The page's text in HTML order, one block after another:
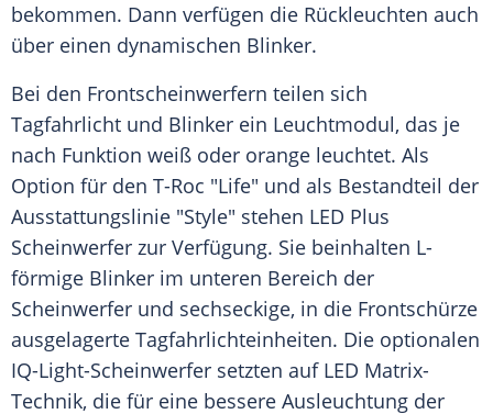
bekommen. Dann verfügen die Rückleuchten auch
über einen dynamischen Blinker.
Bei den Frontscheinwerfern teilen sich
Tagfahrlicht und Blinker ein Leuchtmodul, das je
nach Funktion weiß oder orange leuchtet. Als
Option für den T-Roc "Life" und als Bestandteil der
Ausstattungslinie "Style" stehen LED Plus
Scheinwerfer zur Verfügung. Sie beinhalten L-
förmige Blinker im unteren Bereich der
Scheinwerfer und sechseckige, in die Frontschürze
ausgelagerte Tagfahrlichteinheiten. Die optionalen
IQ-Light-Scheinwerfer setzten auf LED Matrix-
Technik, die für eine bessere Ausleuchtung der